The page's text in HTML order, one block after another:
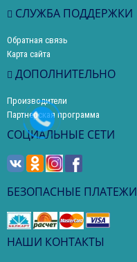
СЛУЖБА ПОДДЕРЖКИ
Обратная связь
Карта сайта
ДОПОЛНИТЕЛЬНО
Производители
Партнерская программа
СОЦИАЛЬНЫЕ СЕТИ
БЕЗОПАСНЫЕ ПЛАТЕЖИ
НАШИ КОНТАКТЫ